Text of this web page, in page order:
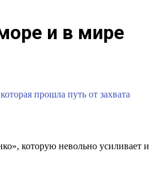
и в мире
прошла путь от захвата
которую невольно усиливает и